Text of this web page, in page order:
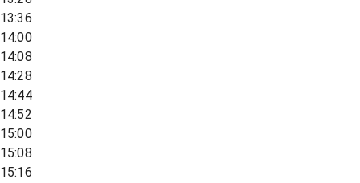
13:36
14:00
14:08
14:28
14:44
14:52
15:00
15:08
15:16